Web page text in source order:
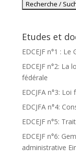
Etudes et
EDCEJF n°1 :
EDCEJF n°2:
fédérale
EDCJFA n°3:
EDCJFA n°4:
EDCEJF n°5:
EDCEJF n°6:
administrative